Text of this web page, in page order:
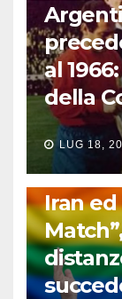
al
della
LUG 18,
FUORI DAL
Iran